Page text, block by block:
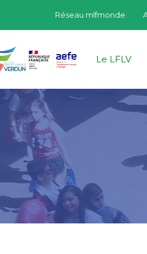
Réseau mlfmonde
Le LFLV